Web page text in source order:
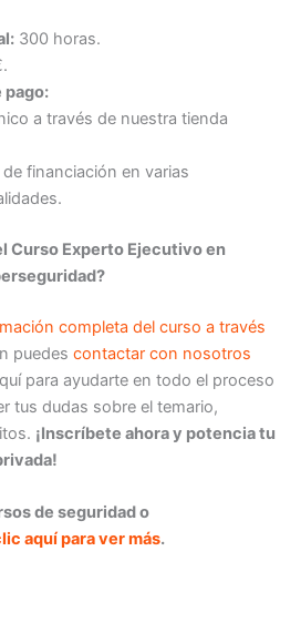
300 horas.
pago:
a través de nuestra tienda
financiación en varias
Curso Experto Ejecutivo en
?
completa del curso a través
puedes contactar con nosotros
para ayudarte en todo el proceso
tus dudas sobre el temario,
¡Inscríbete ahora y potencia tu
de seguridad o
aquí para ver más.